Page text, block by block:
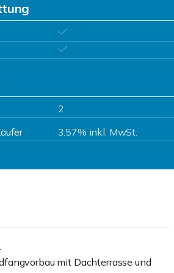
2
3.57% inkl. MwSt.
mit Dachterrasse und